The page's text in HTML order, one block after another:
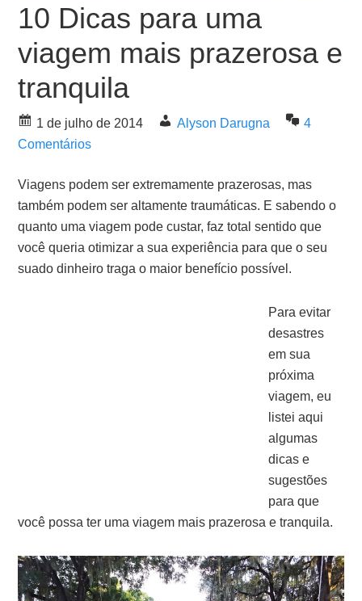
10 Dicas para uma
viagem mais prazerosa e
tranquila
1 de julho de 2014 Alyson Darugna
4
Comentários
Viagens podem ser extremamente prazerosas, mas
também podem ser altamente traumáticas. E sabendo o
quanto uma viagem pode custar, faz total sentido que
você queria otimizar a sua experiência para que o seu
suado dinheiro traga o maior benefício possível.
Para evitar
desastres
em sua
próxima
viagem, eu
listei aqui
algumas
dicas e
sugestões
para que
você possa ter uma viagem mais prazerosa e tranquila.